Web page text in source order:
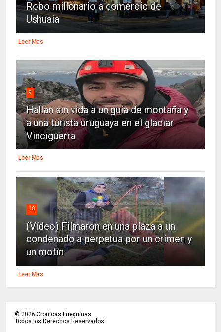
Robo millonario a comercio de
Ushuaia
Leer Mas
9
Hallan sin vida a un guía de montaña y
a una turista uruguaya en el glaciar
Vinciguerra
Leer Mas
10
(Vídeo) Filmaron en una plaza a un
condenado a perpetua por un crimen y
un motín
Leer Mas
©2026 Cronicas Fueguinas
Todos los Derechos Reservados